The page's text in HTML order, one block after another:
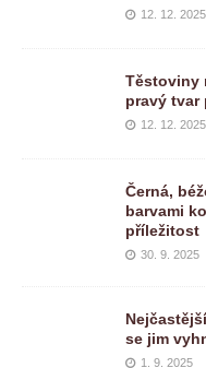
12. 12. 2025
Těstoviny
pravý tvar
12. 12. 2025
Černá,
barvami
příležitost
30. 9. 2025
se jim
1. 9. 2025